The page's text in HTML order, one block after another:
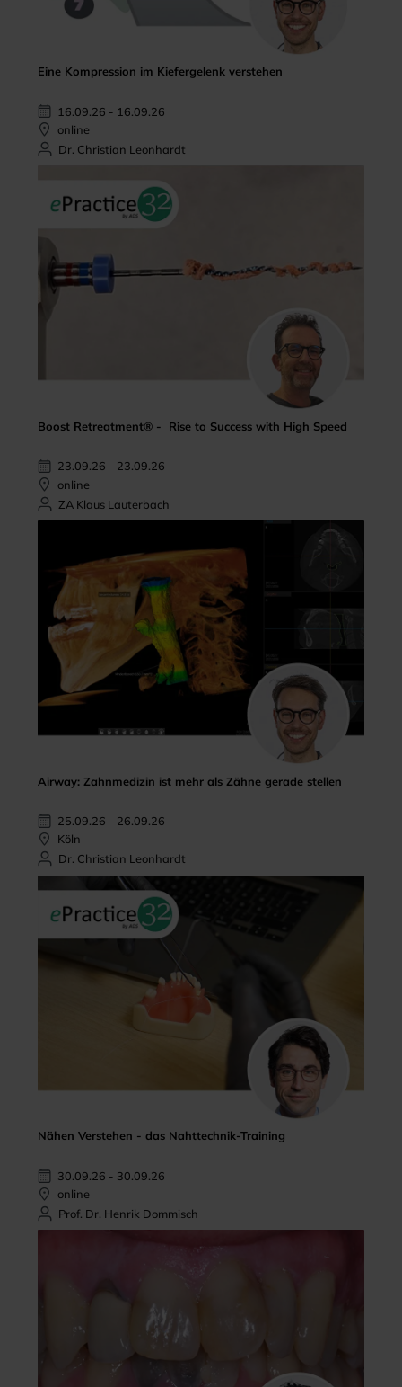
Eine Kompression im Kiefergelenk verstehen
16.09.26 - 16.09.26
online
Dr. Christian Leonhardt
Boost Retreatment® - Rise to Success with High Speed
23.09.26 - 23.09.26
online
ZA Klaus Lauterbach
Airway: Zahnmedizin ist mehr als Zähne gerade stellen
25.09.26 - 26.09.26
Köln
Dr. Christian Leonhardt
Nähen Verstehen - das Nahttechnik-Training
30.09.26 - 30.09.26
online
Prof. Dr. Henrik Dommisch